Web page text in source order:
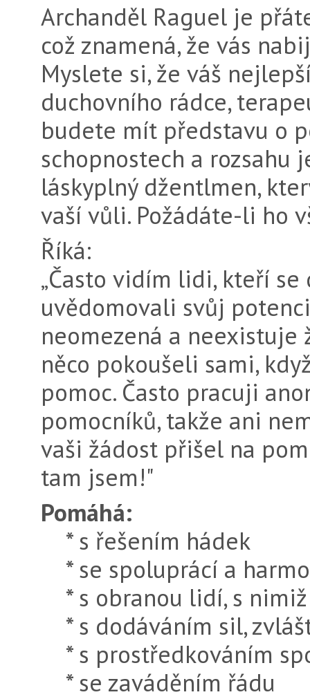
Archanděl Raguel je
což znamená, že vás
Myslete si, že váš
duchovního rádce,
budete mít představu o
schopnostech a rozsahu
láskyplný džentlmen,
vaší vůli. Požádáte-li ho
Říká:
„Často vidím lidi, kteří
uvědo­movali svůj
neomezená a nee­xistuje
něco pokoušeli sami,
pomoc. Často pracuji
pomocníků, takže ani
vaši žádost přišel na
tam jsem!"
Pomáhá:
* s řešením hádek
* se spoluprácí a
* s obranou lidí, s
* s dodáváním sil,
* s prostředkováním
* se zaváděním řádu